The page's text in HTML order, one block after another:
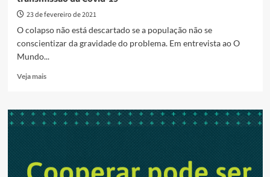
23 de fevereiro de 2021
O colapso não está descartado se a população não se
conscientizar da gravidade do problema. Em entrevista ao O
Mundo...
Veja maisRead
Saúde
apela
população